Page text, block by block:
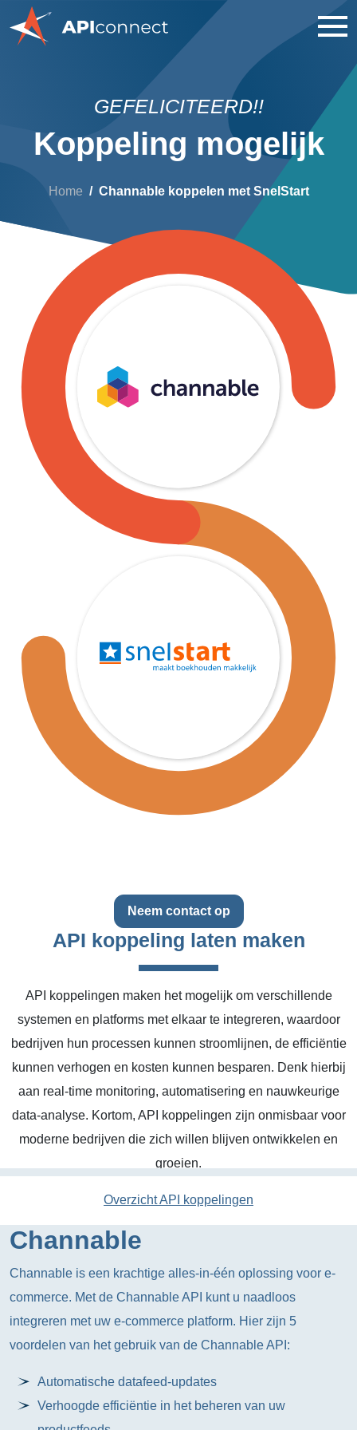
GEFELICITEERD!!
Koppeling mogelijk
Home Channable koppelen met SnelStart
Neem contact op
API koppeling laten maken
API koppelingen maken het mogelijk om verschillende
systemen en platforms met elkaar te integreren, waardoor
bedrijven hun processen kunnen stroomlijnen, de efficiëntie
kunnen verhogen en kosten kunnen besparen. Denk hierbij
aan real-time monitoring, automatisering en nauwkeurige
data-analyse. Kortom, API koppelingen zijn onmisbaar voor
moderne bedrijven die zich willen blijven ontwikkelen en
groeien.
Overzicht API koppelingen
Channable
Channable is een krachtige alles-in-één oplossing voor e-
commerce. Met de Channable API kunt u naadloos
integreren met uw e-commerce platform. Hier zijn 5
voordelen van het gebruik van de Channable API:
Automatische datafeed-updates
Verhoogde efficiëntie in het beheren van uw